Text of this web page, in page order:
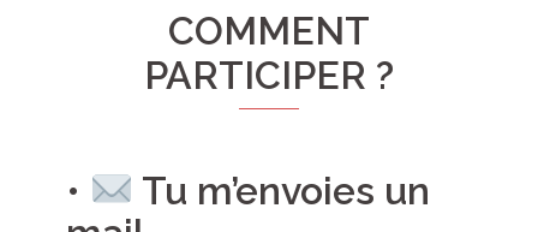
COMMENT
PARTICIPER ?
•
Tu m’envoies un